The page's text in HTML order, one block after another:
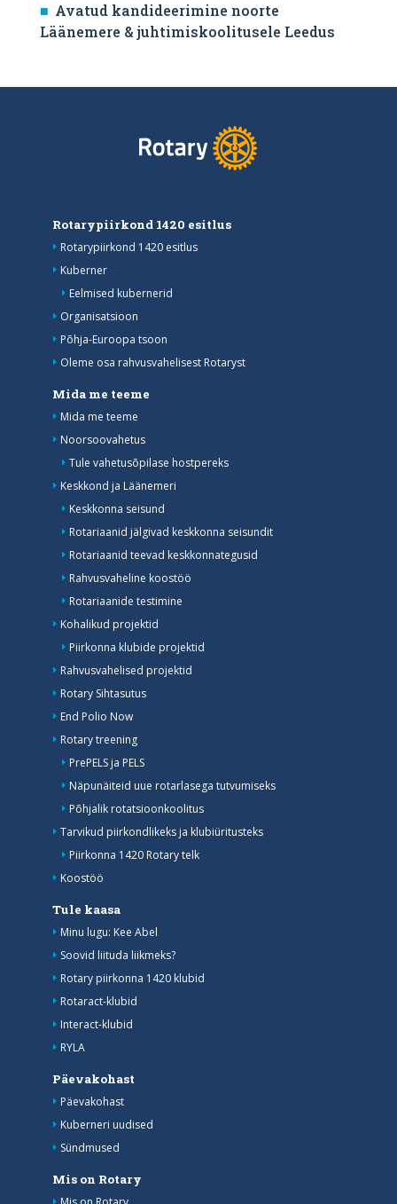
Avatud kandideerimine noorte
Läänemere & juhtimiskoolitusele Leedus
Rotarypiirkond 1420 esitlus
Rotarypiirkond 1420 esitlus
Kuberner
Eelmised kubernerid
Organisatsioon
Põhja-Euroopa tsoon
Oleme osa rahvusvahelisest Rotaryst
Mida me teeme
Mida me teeme
Noorsoovahetus
Tule vahetusõpilase hostpereks
Keskkond ja Läänemeri
Keskkonna seisund
Rotariaanid jälgivad keskkonna seisundit
Rotariaanid teevad keskkonnategusid
Rahvusvaheline koostöö
Rotariaanide testimine
Kohalikud projektid
Piirkonna klubide projektid
Rahvusvahelised projektid
Rotary Sihtasutus
End Polio Now
Rotary treening
PrePELS ja PELS
Näpunäiteid uue rotarlasega tutvumiseks
Põhjalik rotatsioonkoolitus
Tarvikud piirkondlikeks ja klubiüritusteks
Piirkonna 1420 Rotary telk
Koostöö
Tule kaasa
Minu lugu: Kee Abel
Soovid liituda liikmeks?
Rotary piirkonna 1420 klubid
Rotaract-klubid
Interact-klubid
RYLA
Päevakohast
Päevakohast
Kuberneri uudised
Sündmused
Mis on Rotary